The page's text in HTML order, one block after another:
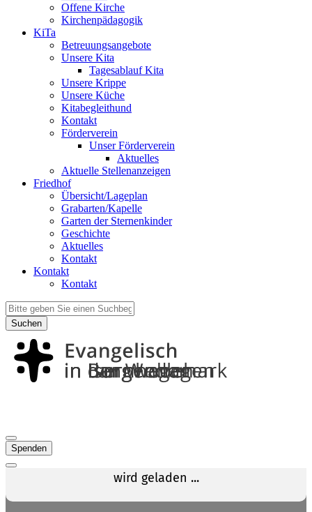
Offene Kirche
Kirchenpädagogik
KiTa
Betreuungsangebote
Unsere Kita
Tagesablauf Kita
Unsere Krippe
Unsere Küche
Kitabegleithund
Kontakt
Förderverein
Unser Förderverein
Aktuelles
Aktuelle Stellenanzeigen
Friedhof
Übersicht/Lageplan
Grabarten/Kapelle
Garten der Sternenkinder
Geschichte
Aktuelles
Kontakt
Kontakt
Kontakt
Suchen
Spenden